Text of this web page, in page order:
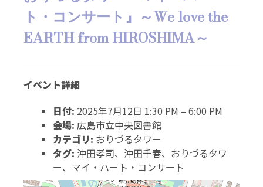
ト・コンサート』～We love the
EARTH from HIROSHIMA～
イベント詳細
日付: 2025年7月12日 1:30 PM – 6:00 PM
会場: 広島市立中央図書館
カテゴリ: おりづるタワー
タグ: 沖田孝司、沖田千春、おりづるタワ
ー、マイ・ハート・コンサート